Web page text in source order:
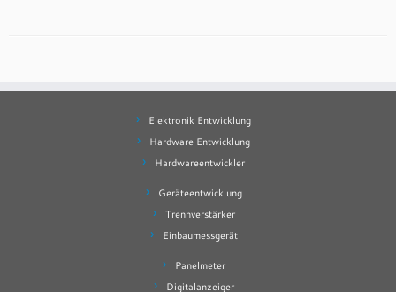
Elektronik Entwicklung
Hardware Entwicklung
Hardwareentwickler
Geräteentwicklung
Trennverstärker
Einbaumessgerät
Panelmeter
Digitalanzeiger